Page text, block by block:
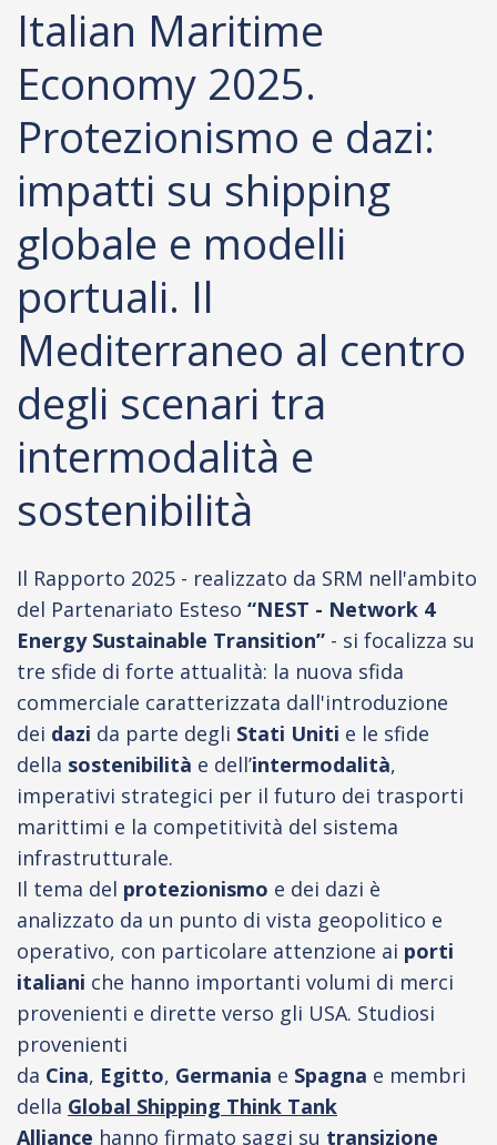
Italian Maritime
Economy 2025.
Protezionismo e dazi:
impatti su shipping
globale e modelli
portuali. Il
Mediterraneo al centro
degli scenari tra
intermodalità e
sostenibilità
Il Rapporto 2025 - realizzato da SRM nell'ambito
del Partenariato Esteso “NEST - Network 4
Energy Sustainable Transition” - si focalizza su
tre sfide di forte attualità: la nuova sfida
commerciale caratterizzata dall'introduzione
dei dazi da parte degli Stati Uniti e le sfide
della sostenibilità e dell’intermodalità,
imperativi strategici per il futuro dei trasporti
marittimi e la competitività del sistema
infrastrutturale.
Il tema del protezionismo e dei dazi è
analizzato da un punto di vista geopolitico e
operativo, con particolare attenzione ai porti
italiani che hanno importanti volumi di merci
provenienti e dirette verso gli USA. Studiosi
provenienti
da Cina, Egitto, Germania e Spagna e membri
della Global Shipping Think Tank
Alliance hanno firmato saggi su transizione